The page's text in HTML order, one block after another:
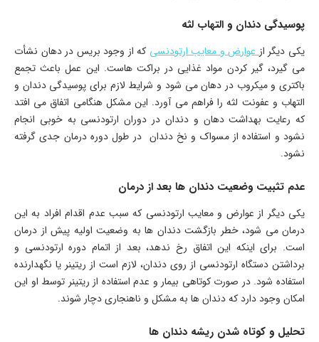
پوسیدگی دندان و التهاب لثه
یکی دیگر ازعوارض و معایب ارتودنسی که از وجود بریس در دهان نشأت
می گیرد، گیر کردن مواد غذایی در براکت هاست. این عمل باعث تجمع
باکتری و میکروب در دهان می شود و شرایط لازم برای پوسیدگی دندان و
التهاب و عفونت لثه را فراهم می آورد. این مشکل هنگامی اتفاق می افتد
که رعایت بهداشت دهان و دندان در دوران ارتودنسی به خوبی انجام
نشود و استفاده از مسواک و نخ دندان در طول دوره درمان جدی گرفته
نشود.
عدم تثبیت وضعیت دندان ها بعد از درمان
یکی دیگر از عوارض و معایب ارتودنسی که سبب عدم اقدام افراد به این
درمان می شود، خطر بازگشت دندان ها به وضعیت اولیه پیش از درمان
است. برای اینکه این اتفاق رخ ندهد، بعد از اتمام دوره ارتودنسی و
برداشتن دستگاه ارتودنسی از روی دندان، لازم است از ریتینر یا نگهدارنده
استفاده شود. در صورت کوتاهی بیمار و عدم استفاده از ریتینر توسط او این
امکان وجود دارد که دندان ها به مشکل و ناهنجاری دچار شوند.
تحلیل و کوتاه شدن ریشه دندان ها